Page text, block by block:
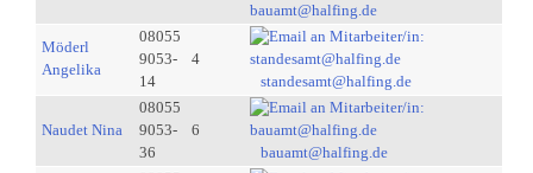
bauamt@halfing.de
Möderl
Angelika
08055
9053-
14
4
standesamt@halfing.de
Naudet Nina
08055
9053-
36
6
bauamt@halfing.de